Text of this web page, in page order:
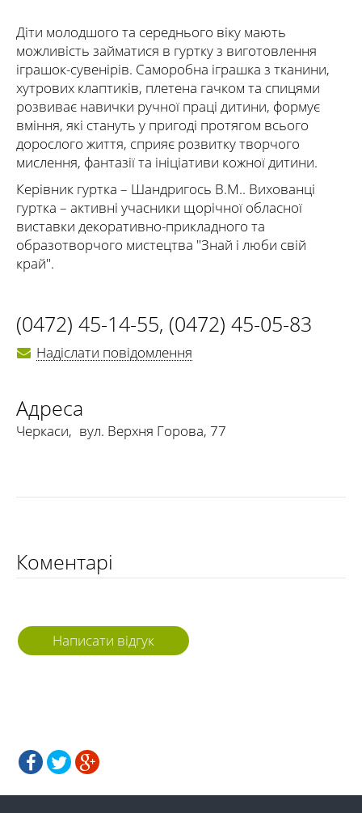
Діти молодшого та середнього віку мають
можливість займатися в гуртку з виготовлення
іграшок-сувенірів. Саморобна іграшка з тканини,
хутрових клаптиків, плетена гачком та спицями
розвиває навички ручної праці дитини, формує
вміння, які стануть у пригоді протягом всього
дорослого життя, сприяє розвитку творчого
мислення, фантазії та ініціативи кожної дитини.
Керівник гуртка – Шандригось В.М.. Вихованці
гуртка – активні учасники щорічної обласної
виставки декоративно-прикладного та
образотворчого мистецтва "Знай і люби свій
край".
(0472) 45-14-55, (0472) 45-05-83
Надіслати повідомлення
Адреса
Черкаси, вул. Верхня Горова, 77
Коментарі
Написати відгук